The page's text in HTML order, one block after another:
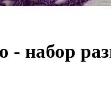
- набор